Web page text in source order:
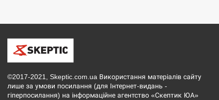
©2017-2021, Skeptic.com.ua Використання матеріалів сайту
лише за умови посилання (для Інтернет-видань -
гіперпосилання) на інформаційне агентство «Скептик ЮА»